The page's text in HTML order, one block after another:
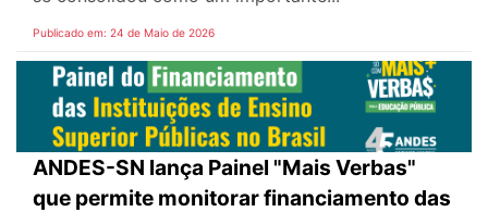
Publicado em: 24 de Maio de 2026
ANDES-SN lança Painel "Mais Verbas"
que permite monitorar financiamento das